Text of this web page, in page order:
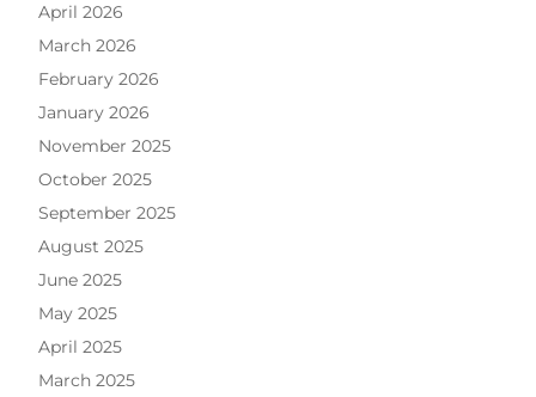
April 2026
March 2026
February 2026
January 2026
November 2025
October 2025
September 2025
August 2025
June 2025
May 2025
April 2025
March 2025